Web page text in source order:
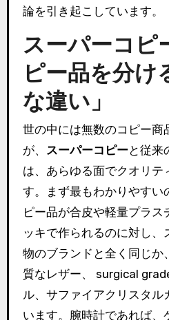
論を引き起こしています。
スーパーコピ
ピー品を分け
な違い」
世の中には無数のコピー商
が、 スーパーコピーと従来
は、あらゆる面でクオリテ
す。まず最もわかりやすい
ピー品が合皮や軽量プラス
ッキで作られるのに対し
物のブランドと全く同じか
質なレザー、 surgical
ル、サファイアクリスタル
います。腕時計であれば、